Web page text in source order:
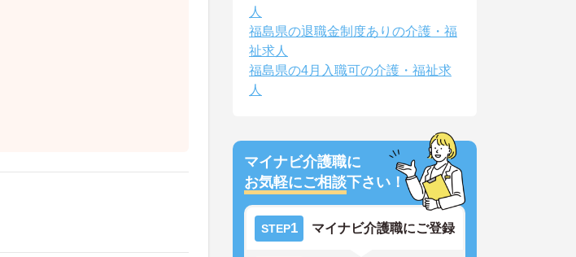
人
福島県の退職金制度ありの介護・福
祉求人
福島県の4月入職可の介護・福祉求
人
マイナビ介護職に
お気軽にご相談下さい！
STEP1 マイナビ介護職にご登録